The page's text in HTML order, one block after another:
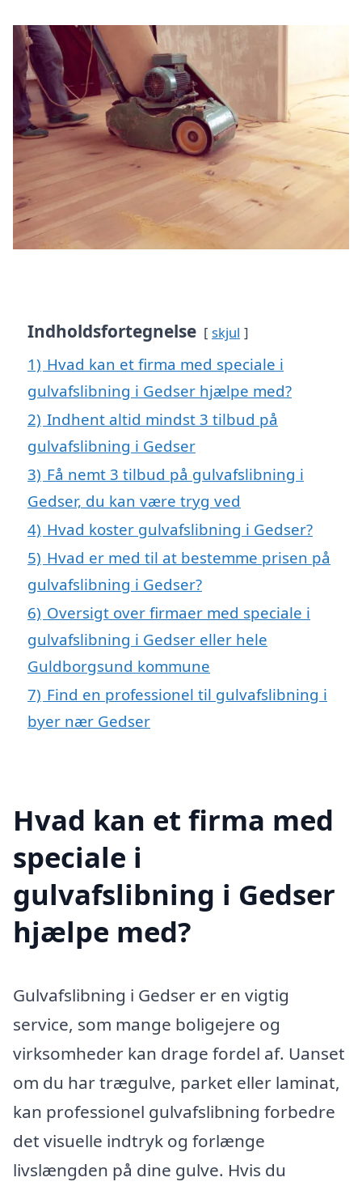
Indholdsfortegnelse skjul
1) Hvad kan et firma med speciale i
gulvafslibning i Gedser hjælpe med?
2) Indhent altid mindst 3 tilbud på
gulvafslibning i Gedser
3) Få nemt 3 tilbud på gulvafslibning i
Gedser, du kan være tryg ved
4) Hvad koster gulvafslibning i Gedser?
5) Hvad er med til at bestemme prisen på
gulvafslibning i Gedser?
6) Oversigt over firmaer med speciale i
gulvafslibning i Gedser eller hele
Guldborgsund kommune
7) Find en professionel til gulvafslibning i
byer nær Gedser
Hvad kan et firma med
speciale i
gulvafslibning i Gedser
hjælpe med?
Gulvafslibning i Gedser er en vigtig
service, som mange boligejere og
virksomheder kan drage fordel af. Uanset
om du har trægulve, parket eller laminat,
kan professionel gulvafslibning forbedre
det visuelle indtryk og forlænge
livslængden på dine gulve. Hvis du